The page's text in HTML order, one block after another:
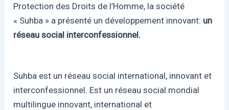
Protection des Droits de l’Homme, la société
« Suhba » a présenté un développement innovant: un
réseau social interconfessionnel.
Suhba est un réseau social international, innovant et
interconfessionnel. Est un réseau social mondial
multilingue innovant, international et